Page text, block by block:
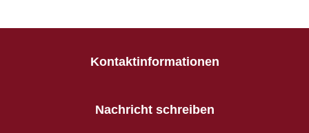
Kontaktinformationen
Nachricht schreiben